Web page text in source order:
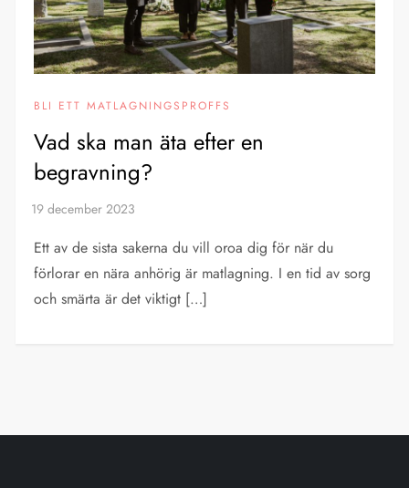
BLI ETT MATLAGNINGSPROFFS
Vad ska man äta efter en
begravning?
Ett av de sista sakerna du vill oroa dig för när du
förlorar en nära anhörig är matlagning. I en tid av sorg
och smärta är det viktigt […]